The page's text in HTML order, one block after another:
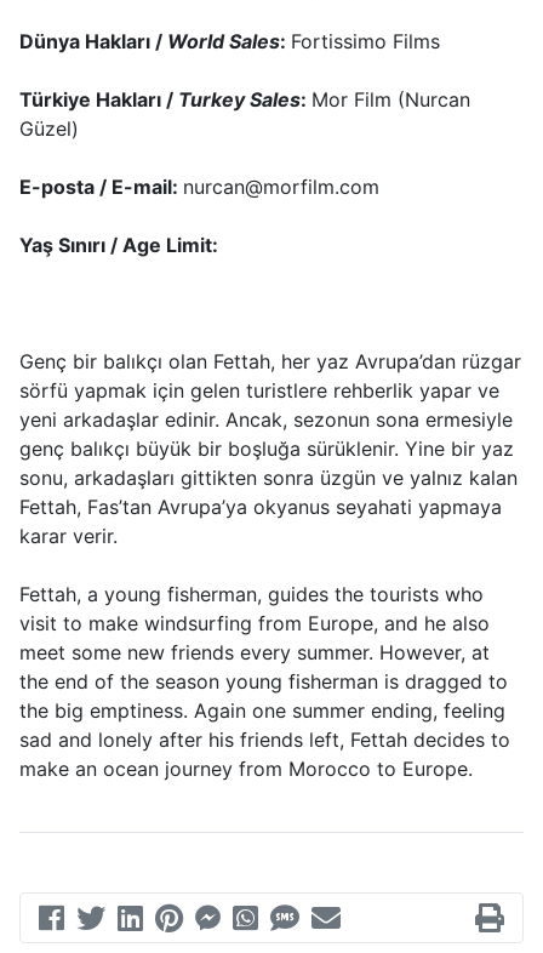
Dünya Hakları / World Sales: Fortissimo Films
Türkiye Hakları / Turkey Sales: Mor Film (Nurcan
Güzel)
E-posta / E-mail: nurcan@morfilm.com
Yaş Sınırı / Age Limit:
Genç bir balıkçı olan Fettah, her yaz Avrupa’dan rüzgar
sörfü yapmak için gelen turistlere rehberlik yapar ve
yeni arkadaşlar edinir. Ancak, sezonun sona ermesiyle
genç balıkçı büyük bir boşluğa sürüklenir. Yine bir yaz
sonu, arkadaşları gittikten sonra üzgün ve yalnız kalan
Fettah, Fas’tan Avrupa’ya okyanus seyahati yapmaya
karar verir.
Fettah, a young fisherman, guides the tourists who
visit to make windsurfing from Europe, and he also
meet some new friends every summer. However, at
the end of the season young fisherman is dragged to
the big emptiness. Again one summer ending, feeling
sad and lonely after his friends left, Fettah decides to
make an ocean journey from Morocco to Europe.